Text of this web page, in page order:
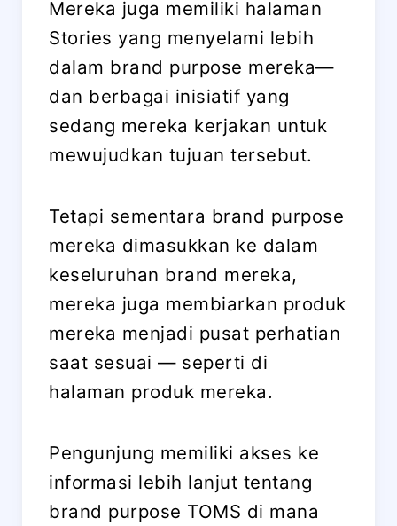
Mereka juga memiliki halaman
Stories yang menyelami lebih
dalam brand purpose mereka—
dan berbagai inisiatif yang
sedang mereka kerjakan untuk
mewujudkan tujuan tersebut.
Tetapi sementara brand purpose
mereka dimasukkan ke dalam
keseluruhan brand mereka,
mereka juga membiarkan produk
mereka menjadi pusat perhatian
saat sesuai — seperti di
halaman produk mereka.
Pengunjung memiliki akses ke
informasi lebih lanjut tentang
brand purpose TOMS di mana